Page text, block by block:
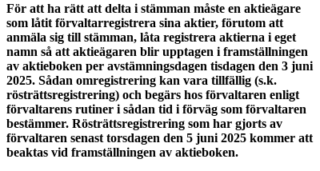
För att ha rätt att delta i stämman måste en aktieägare
som låtit förvaltarregistrera sina aktier, förutom att
anmäla sig till stämman, låta registrera aktierna i eget
namn så att aktieägaren blir upptagen i framställningen
av aktieboken per avstämningsdagen tisdagen den 3 juni
2025. Sådan omregistrering kan vara tillfällig (s.k.
rösträttsregistrering) och begärs hos förvaltaren enligt
förvaltarens rutiner i sådan tid i förväg som förvaltaren
bestämmer. Rösträttsregistrering som har gjorts av
förvaltaren senast torsdagen den 5 juni 2025 kommer att
beaktas vid framställningen av aktieboken.